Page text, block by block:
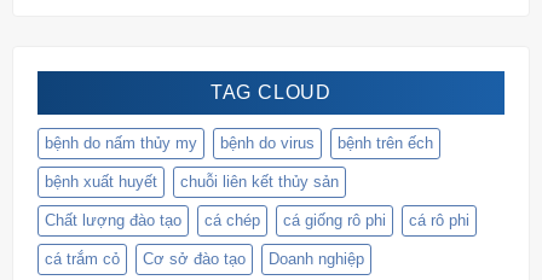
TAG CLOUD
bệnh do nấm thủy my bệnh do virus bệnh trên ếch
bệnh xuất huyết chuỗi liên kết thủy sản
Chất lượng đào tạo cá chép cá giống rô phi cá rô phi
cá trắm cỏ Cơ sở đào tạo Doanh nghiệp